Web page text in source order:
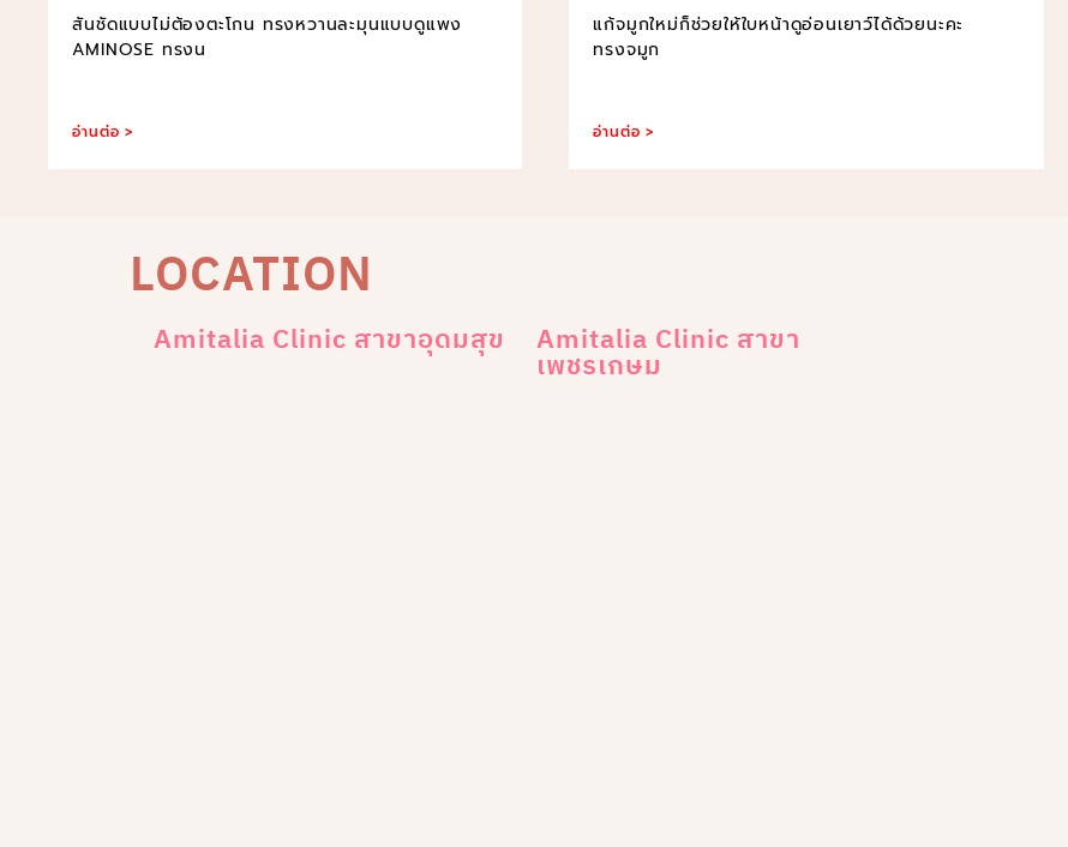
สันชัดแบบไม่ต้องตะโกน ทรงหวานละมุนแบบดูแพง
AMINOSE ทรงน
อ่านต่อ >
แก้จมูกใหม่ก็ช่วยให้ใบหน้าดูอ่อนเยาว์ได้ด้วยนะคะ
ทรงจมูก
อ่านต่อ >
LOCATION
Amitalia Clinic สาขาอุดมสุข Amitalia Clinic สาขา
เพชรเกษม